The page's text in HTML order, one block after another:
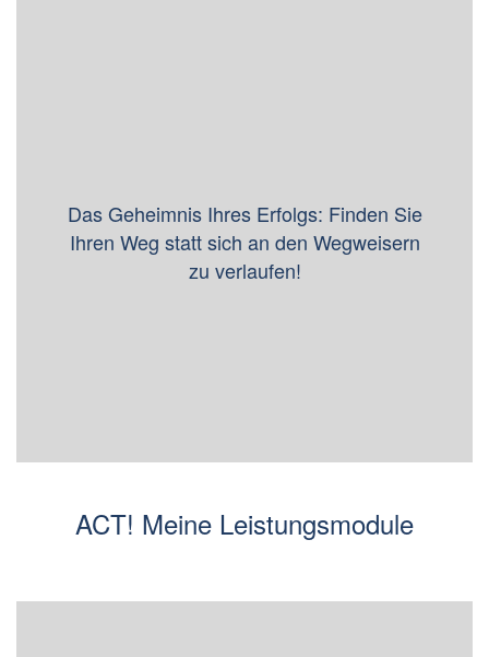
Das Geheimnis Ihres Erfolgs: Finden Sie
Ihren Weg statt sich an den Wegweisern
zu verlaufen!
ACT! Meine Leistungsmodule